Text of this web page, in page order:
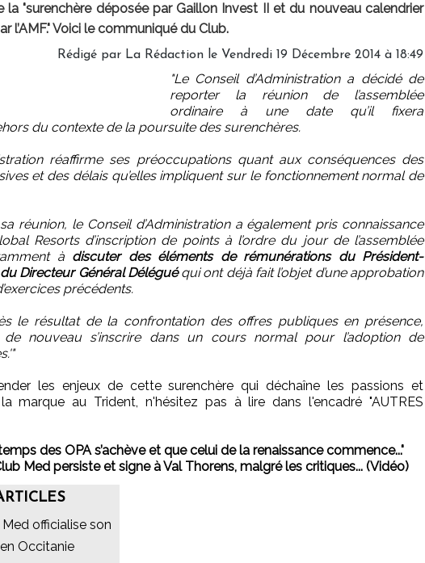
la "surenchère déposée par Gaillon Invest II et du nouveau calendrier
l’AMF." Voici le communiqué du Club.
Rédigé par La Rédaction le Vendredi 19 Décembre 2014 à 18:49
"Le Conseil d’Administration a décidé de
reporter la réunion de l’assemblée
ordinaire à une date qu’il fixera
du contexte de la poursuite des surenchères.
réaffirme ses préoccupations quant aux conséquences des
et des délais qu’elles impliquent sur le fonctionnement normal de
réunion, le Conseil d’Administration a également pris connaissance
Resorts d’inscription de points à l’ordre du jour de l’assemblée
à discuter des éléments de rémunérations du Président-
Directeur Général Déléguéqui ont déjà fait l’objet d’une approbation
précédents.
le résultat de la confrontation des offres publiques en présence,
de nouveau s’inscrire dans un cours normal pour l’adoption de
les enjeux de cette surenchère qui déchaîne les passions et
marque au Trident, n'hésitez pas à lire dans l'encadré "AUTRES
des OPA s’achève et que celui de la renaissance commence..."
Med persiste et signe à Val Thorens, malgré les critiques... (Vidéo)
officialise son
Occitanie